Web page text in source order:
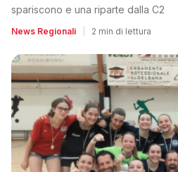
spariscono e una riparte dalla C2
News Regionali 2 min di lettura